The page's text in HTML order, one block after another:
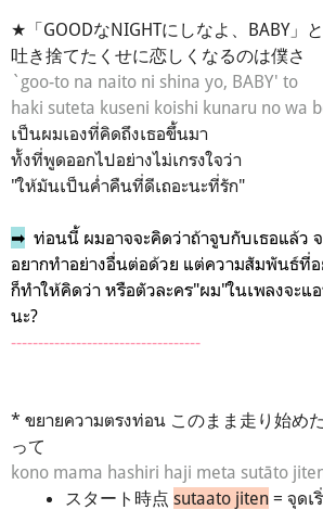
★「GOODなNIGHTにしなよ、BABY」と
吐き捨てたくせに恋しくなるのは僕さ
`goo-to na naito ni shina yo, BABY' to
haki suteta kuseni koishi kunaru no wa
เป็นผมเองที่คิดถึงเธอขึ้นมา
ทั้งที่พูดออกไปอย่างไม่เกรงใจว่า
"ให้มันเป็นค่ำคืนที่ดีเถอะนะที่รัก"
➡ ท่อนนี้ ผมอาจจะคิดว่าถ้าจูบกับเธอแล้ว
อยากทำอย่างอื่นต่อด้วย แต่ความสัมพันธ์ที่
ก็ทำให้คิดว่า หรือตัวละคร"ผม"ในเพลงจะแ
นะ?
-----------------------------------
* ขยายความตรงท่อน このまま走り始め
って
kono mama hashiri haji meta sutāto
スタート時点 sutaato jiten = จุดเ